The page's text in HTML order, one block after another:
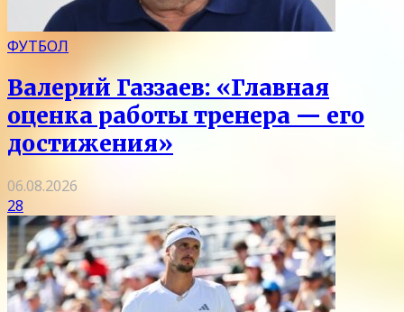
ФУТБОЛ
Валерий Газзаев: «Главная
оценка работы тренера — его
достижения»
06.08.2026
28